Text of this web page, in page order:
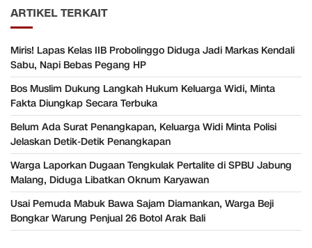
ARTIKEL TERKAIT
Miris! Lapas Kelas IIB Probolinggo Diduga Jadi Markas Kendali
Sabu, Napi Bebas Pegang HP
Bos Muslim Dukung Langkah Hukum Keluarga Widi, Minta
Fakta Diungkap Secara Terbuka
Belum Ada Surat Penangkapan, Keluarga Widi Minta Polisi
Jelaskan Detik-Detik Penangkapan
Warga Laporkan Dugaan Tengkulak Pertalite di SPBU Jabung
Malang, Diduga Libatkan Oknum Karyawan
Usai Pemuda Mabuk Bawa Sajam Diamankan, Warga Beji
Bongkar Warung Penjual 26 Botol Arak Bali